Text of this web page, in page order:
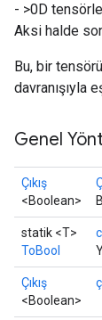
- >0D
Aksi halde
Bu, bir
davranışıyla
Genel
Çıkış
<Boolean>
statik <T>
ToBool
Çıkış
<Boolean>